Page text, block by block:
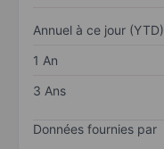
Annuel à ce jour (YTD)
1 An
3 Ans
Données fournies par